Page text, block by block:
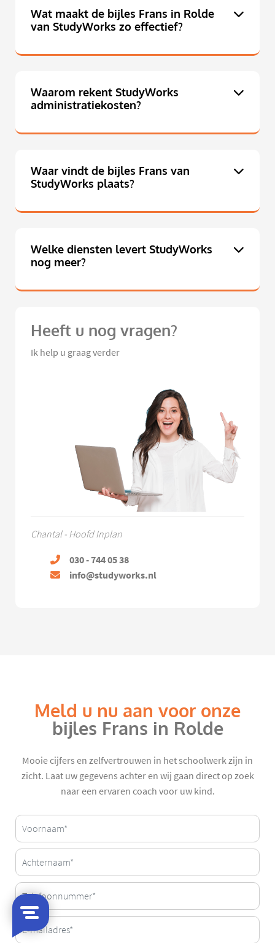
Wat maakt de bijles Frans in Rolde
van StudyWorks zo effectief?
Waarom rekent StudyWorks
administratiekosten?
Waar vindt de bijles Frans van
StudyWorks plaats?
Welke diensten levert StudyWorks
nog meer?
Heeft u nog vragen?
Ik help u graag verder
Chantal - Hoofd Inplan
030 - 744 05 38
info@studyworks.nl
Meld u nu aan voor onze
bijles Frans in Rolde
Mooie cijfers en zelfvertrouwen in het schoolwerk zijn in
zicht. Laat uw gegevens achter en wij gaan direct op zoek
naar een ervaren coach voor uw kind.